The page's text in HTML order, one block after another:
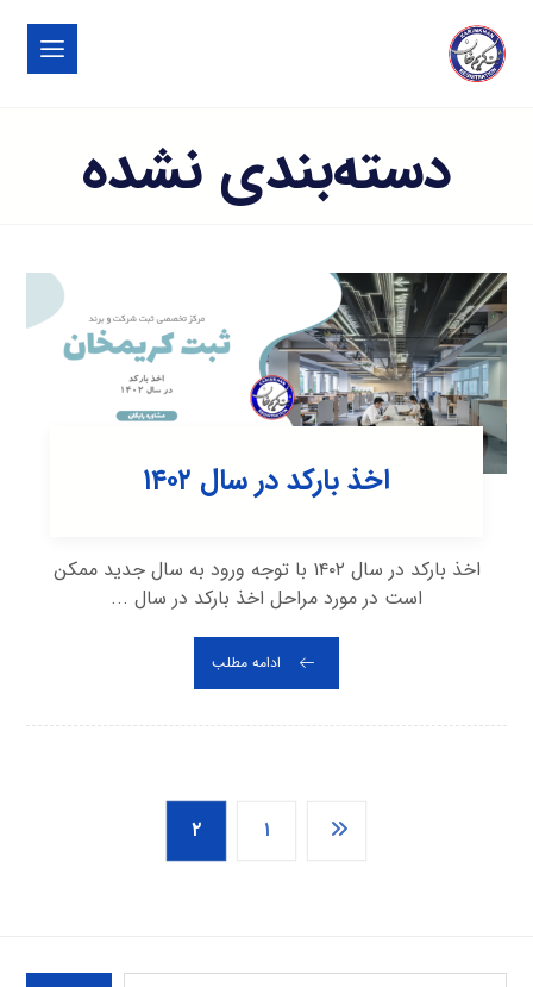
دسته‌بندی نشده
اخذ بارکد در سال ۱۴۰۲
اخذ بارکد در سال ۱۴۰۲ با توجه ورود به سال جدید ممکن
است در مورد مراحل اخذ بارکد در سال ...
ادامه مطلب
۱ ۲